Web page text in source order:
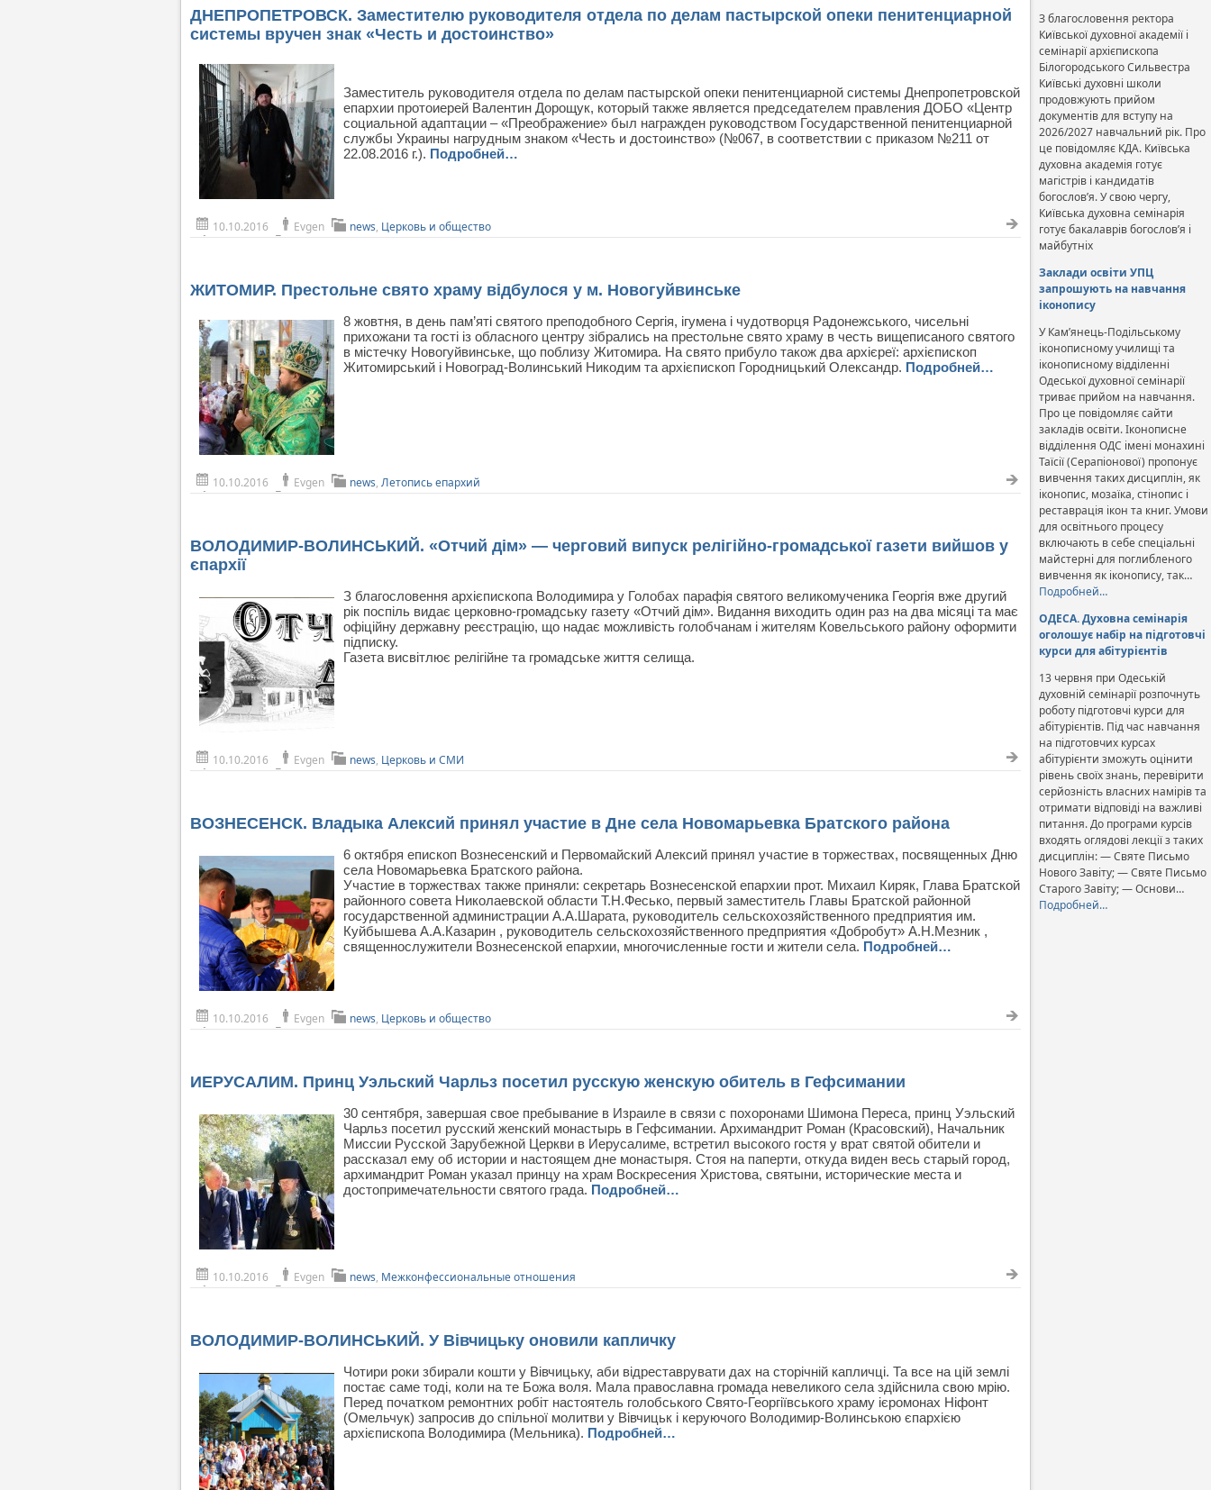
ДНЕПРОПЕТРОВСК. Заместителю руководителя отдела по делам пастырской опеки пенитенциарной
системы вручен знак «Честь и достоинство»
Заместитель руководителя отдела по делам пастырской опеки пенитенциарной системы Днепропетровской
епархии протоиерей Валентин Дорощук, который также является председателем правления ДОБО «Центр
социальной адаптации – «Преображение» был награжден руководством Государственной пенитенциарной
службы Украины нагрудным знаком «Честь и достоинство» (№067, в соответствии с приказом №211 от
22.08.2016 г.). Подробней…
10.10.2016 Evgen news, Церковь и общество
ЖИТОМИР. Престольне свято храму відбулося у м. Новогуйвинське
8 жовтня, в день пам’яті святого преподобного Сергія, ігумена і чудотворця Радонежського, чисельні
прихожани та гості із обласного центру зібрались на престольне свято храму в честь вищеписаного святого
в містечку Новогуйвинське, що поблизу Житомира. На свято прибуло також два архієреї: архієпископ
Житомирський і Новоград-Волинський Никодим та архієпископ Городницький Олександр. Подробней…
10.10.2016 Evgen news, Летопись епархий
ВОЛОДИМИР-ВОЛИНСЬКИЙ. «Отчий дім» — черговий випуск релігійно-громадської газети вийшов у
єпархії
З благословення архієпископа Володимира у Голобах парафія святого великомученика Георгія вже другий
рік поспіль видає церковно-громадську газету «Отчий дім». Видання виходить один раз на два місяці та має
офіційну державну реєстрацію, що надає можливість голобчанам і жителям Ковельського району оформити
підписку.
Газета висвітлює релігійне та громадське життя селища.
10.10.2016 Evgen news, Церковь и СМИ
ВОЗНЕСЕНСК. Владыка Алексий принял участие в Дне села Новомарьевка Братского района
6 октября епископ Вознесенский и Первомайский Алексий принял участие в торжествах, посвященных Дню
села Новомарьевка Братского района.
Участие в торжествах также приняли: секретарь Вознесенской епархии прот. Михаил Киряк, Глава Братской
районного совета Николаевской области Т.Н.Фесько, первый заместитель Главы Братской районной
государственной администрации А.А.Шарата, руководитель сельскохозяйственного предприятия им.
Куйбышева А.А.Казарин , руководитель сельскохозяйственного предприятия «Добробут» А.Н.Мезник ,
священнослужители Вознесенской епархии, многочисленные гости и жители села. Подробней…
10.10.2016 Evgen news, Церковь и общество
ИЕРУСАЛИМ. Принц Уэльский Чарльз посетил русскую женскую обитель в Гефсимании
30 сентября, завершая свое пребывание в Израиле в связи с похоронами Шимона Переса, принц Уэльский
Чарльз посетил русский женский монастырь в Гефсимании. Архимандрит Роман (Красовский), Начальник
Миссии Русской Зарубежной Церкви в Иерусалиме, встретил высокого гостя у врат святой обители и
рассказал ему об истории и настоящем дне монастыря. Стоя на паперти, откуда виден весь старый город,
архимандрит Роман указал принцу на храм Воскресения Христова, святыни, исторические места и
достопримечательности святого града. Подробней…
10.10.2016 Evgen news, Межконфессиональные отношения
ВОЛОДИМИР-ВОЛИНСЬКИЙ. У Вівчицьку оновили капличку
Чотири роки збирали кошти у Вівчицьку, аби відреставрувати дах на сторічній капличці. Та все на цій землі
постає саме тоді, коли на те Божа воля. Мала православна громада невеликого села здійснила свою мрію.
Перед початком ремонтних робіт настоятель голобського Свято-Георгіївського храму ієромонах Ніфонт
(Омельчук) запросив до спільної молитви у Вівчицьк і керуючого Володимир-Волинською єпархією
архієпископа Володимира (Мельника). Подробней…
З благословення ректора
Київської духовної академії і
семінарії архієпископа
Білогородського Сильвестра
Київські духовні школи
продовжують прийом
документів для вступу на
2026/2027 навчальний рік. Про
це повідомляє КДА. Київська
духовна академія готує
магістрів і кандидатів
богослов’я. У свою чергу,
Київська духовна семінарія
готує бакалаврів богослов’я і
майбутніх
Заклади освіти УПЦ
запрошують на навчання
іконопису
У Кам’янець-Подільському
іконописному училищі та
іконописному відділенні
Одеської духовної семінарії
триває прийом на навчання.
Про це повідомляє сайти
закладів освіти. Іконописне
відділення ОДС імені монахині
Таїсії (Серапіонової) пропонує
вивчення таких дисциплін, як
іконопис, мозаїка, стінопис і
реставрація ікон та книг. Умови
для освітнього процесу
включають в себе спеціальні
майстерні для поглибленого
вивчення як іконопису, так…
Подробней…
ОДЕСА. Духовна семінарія
оголошує набір на підготовчі
курси для абітурієнтів
13 червня при Одеській
духовній семінарії розпочнуть
роботу підготовчі курси для
абітурієнтів. Під час навчання
на підготовчих курсах
абітурієнти зможуть оцінити
рівень своїх знань, перевірити
серйозність власних намірів та
отримати відповіді на важливі
питання. До програми курсів
входять оглядові лекції з таких
дисциплін: — Святе Письмо
Нового Завіту; — Святе Письмо
Старого Завіту; — Основи…
Подробней…